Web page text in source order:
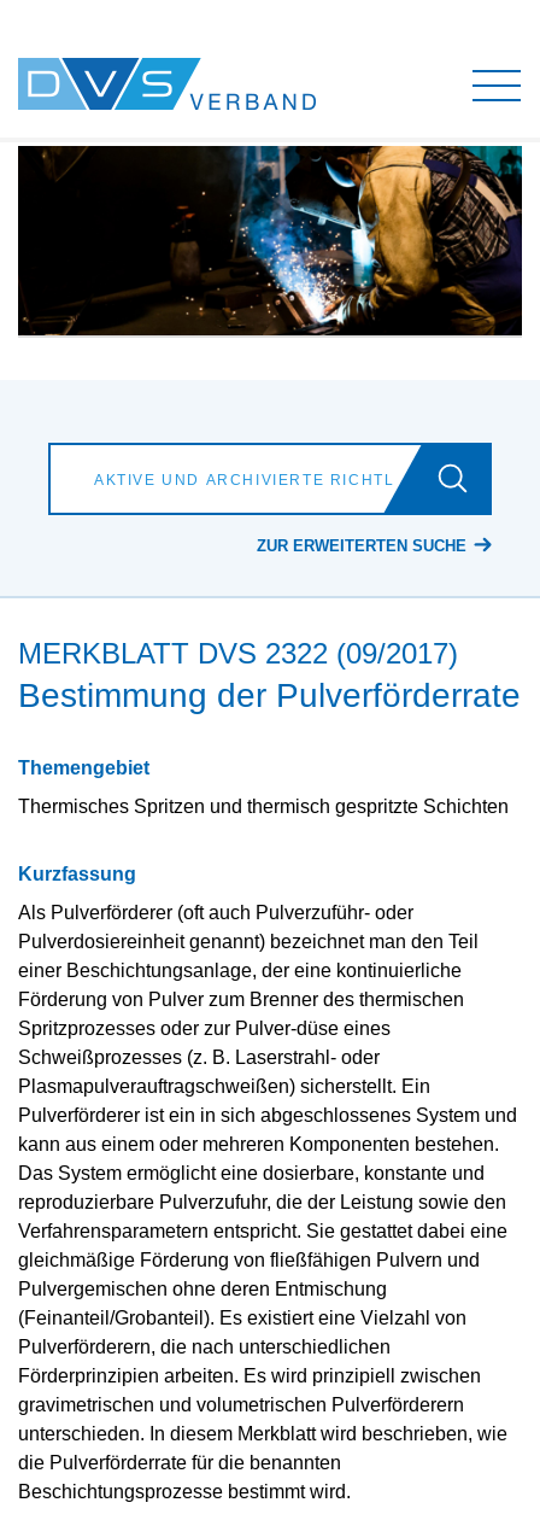
ZUR ERWEITERTEN SUCHE
MERKBLATT DVS 2322 (09/2017)
Bestimmung der Pulverförderrate
Themengebiet
Thermisches Spritzen und thermisch gespritzte Schichten
Kurzfassung
Als Pulverförderer (oft auch Pulverzuführ- oder
Pulverdosiereinheit genannt) bezeichnet man den Teil
einer Beschichtungsanlage, der eine kontinuierliche
Förderung von Pulver zum Brenner des thermischen
Spritzprozesses oder zur Pulver-düse eines
Schweißprozesses (z. B. Laserstrahl- oder
Plasmapulverauftragschweißen) sicherstellt. Ein
Pulverförderer ist ein in sich abgeschlossenes System und
kann aus einem oder mehreren Komponenten bestehen.
Das System ermöglicht eine dosierbare, konstante und
reproduzierbare Pulverzufuhr, die der Leistung sowie den
Verfahrensparametern entspricht. Sie gestattet dabei eine
gleichmäßige Förderung von fließfähigen Pulvern und
Pulvergemischen ohne deren Entmischung
(Feinanteil/Grobanteil). Es existiert eine Vielzahl von
Pulverförderern, die nach unterschiedlichen
Förderprinzipien arbeiten. Es wird prinzipiell zwischen
gravimetrischen und volumetrischen Pulverförderern
unterschieden. In diesem Merkblatt wird beschrieben, wie
die Pulverförderrate für die benannten
Beschichtungsprozesse bestimmt wird.